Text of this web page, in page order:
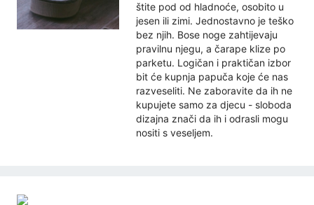
štite pod od hladnoće, osobito u
jesen ili zimi. Jednostavno je teško
bez njih. Bose noge zahtijevaju
pravilnu njegu, a čarape klize po
parketu. Logičan i praktičan izbor
bit će kupnja papuča koje će nas
razveseliti. Ne zaboravite da ih ne
kupujete samo za djecu - sloboda
dizajna znači da ih i odrasli mogu
nositi s veseljem.